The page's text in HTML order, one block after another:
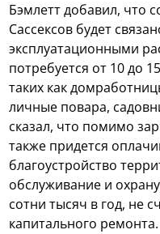
Бэмлетт добавил, что
Сассексов будет
эксплуатационными
потребуется от 10 до
таких как
личные повара,
сказал, что помимо
также придется
благоустройство
обслуживание и
сотни тысяч в год, не
капитального ремонта.